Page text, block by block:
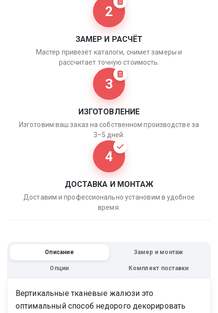
2
ЗАМЕР И РАСЧЁТ
Мастер привезёт каталоги, снимет замеры и
рассчитает точную стоимость.
3
ИЗГОТОВЛЕНИЕ
Изготовим ваш заказ на собственном производстве за
3–5 дней.
4
ДОСТАВКА И МОНТАЖ
Доставим и профессионально установим в удобное
время.
Описание Замер и монтаж
Опции Комплект поставки
Вертикальные тканевые жалюзи это
оптимальный способ недорого декорировать